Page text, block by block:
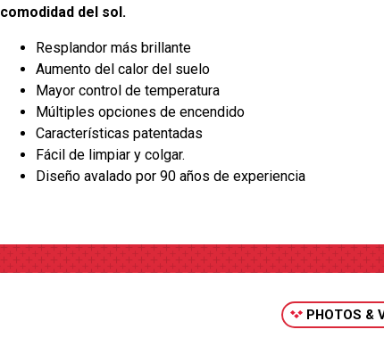
comodidad del sol.
Resplandor más brillante
Aumento del calor del suelo
Mayor control de temperatura
Múltiples opciones de encendido
Características patentadas
Fácil de limpiar y colgar.
Diseño avalado por 90 años de experiencia
PHOTOS &